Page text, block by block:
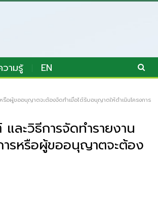
ามรู้ EN
อผู้ขออนุญาตจะต้องจัดทำเมื่อได้รับอนุญาตให้ดำเนินโครงการ
ละวิธีการจัดทำรายงาน
ารหรือผู้ขออนุญาตจะต้อง